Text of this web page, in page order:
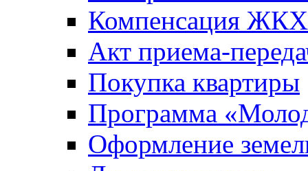
Компенсация ЖКХ
Акт приема-
Покупка квартиры
Программа
Оформление